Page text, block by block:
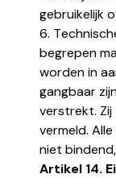
gebruikelijk
6.
begrepen
worden in
gangbaar
verstrekt. Zij
vermeld.
niet
Artikel 14.